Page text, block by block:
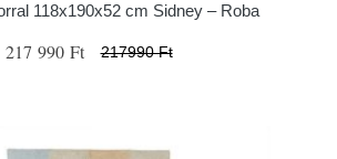
118x190x52 cm Sidney – Roba
217 990 Ft 217990 Ft